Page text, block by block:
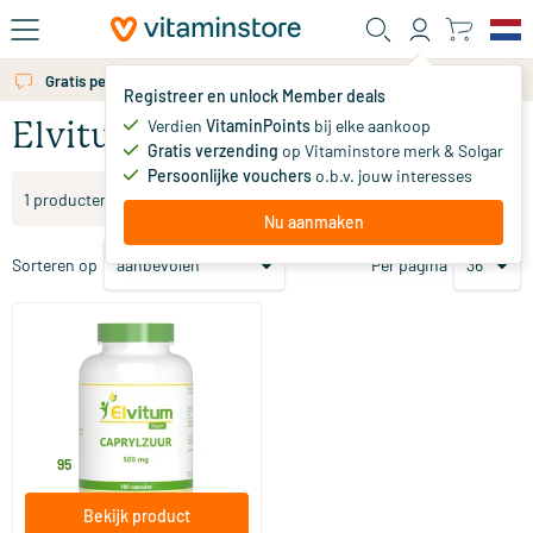
Ga naar de hoofdinhoud
Registreer en unlock Member deals
Verdien VitaminPoints bij elke aankoop
Gratis verzending op Vitaminstore merk & Solgar
Persoonlijke voucherso.b.v. jouw interesses
Nu aanmaken
Gratis persoonlijk advies via chat of email
Elvitum
1 producten Filter producten
Sorteren op Per pagina
Caprylzuur 500mg
180 vegicaps
Elvitum
95
Bekijk product